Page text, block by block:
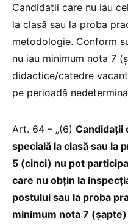
Candidații care nu iau
la clasă sau la proba
metodologie. Conform
nu iau minimum nota 7
didactice/catedre
pe perioadă
Art. 64 – „(6) Candidaţii
specială la clasă sau la
5 (cinci) nu pot
care nu obţin la
postului sau la proba
minimum nota 7